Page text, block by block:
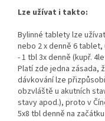
Lze užívat i takto:
Bylinné tablety lze
nebo 2 x denně 6
- 1 tbl 3x denně (kupř.
Platí zde jedna zásada,
dávkování lze
obzvláště u akutních
stavy apod.), proto v
5x8 tbl denně na